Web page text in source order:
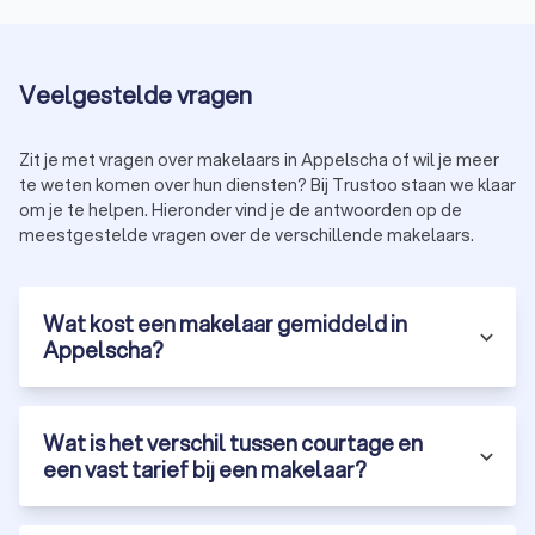
Huur- of verhuurmakelaar
huis of appartement in Appelscha. De belangrijkste taken van
een verhuurmakelaar zijn:
jouw eigendom adverteren op geschikte platformen;
potentiële (ver)huurders screenen om een goede match
te vinden;
Taxateur
waarde van een huis. Taxateurs in Appelscha doen dit door:
het huis grondig te inspecteren;
jouw huis te vergelijken met huizen in de omgeving;
Veelgestelde vragen
Zit je met vragen over makelaars in Appelscha of wil je meer
te weten komen over hun diensten? Bij Trustoo staan we klaar
om je te helpen. Hieronder vind je de antwoorden op de
meestgestelde vragen over de verschillende makelaars.
Wat kost een makelaar gemiddeld in
Appelscha?
Wat is het verschil tussen courtage en
een vast tarief bij een makelaar?